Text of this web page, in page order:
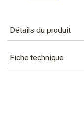
Détails du produit
Référence STIK7BC
Caractéristiques
Fiche technique